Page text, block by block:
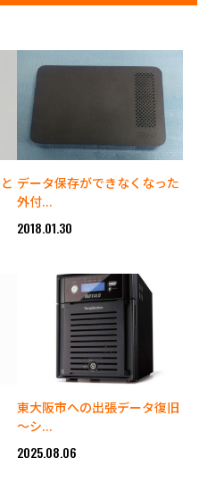
データ保存ができなくなった
外付...
2018.01.30
東大阪市への出張データ復旧
～シ...
2025.08.06